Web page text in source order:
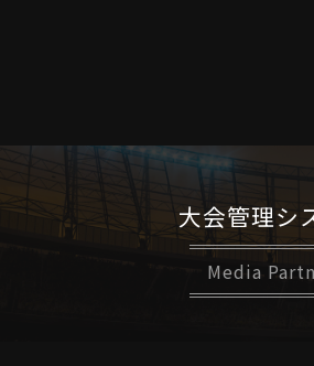
大会管理シ
Media